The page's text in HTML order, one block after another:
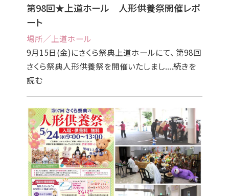
第98回★上道ホール 人形供養祭開催レポ
ート
場所／上道ホール
9月15日(金)にさくら祭典上道ホールにて、 第98回
さくら祭典人形供養祭を開催いたしまし....続きを
読む